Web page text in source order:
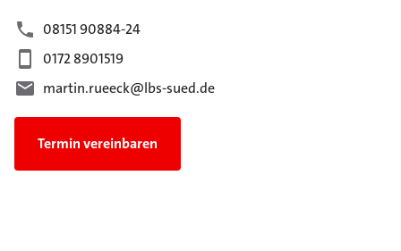
08151 90884-24
0172 8901519
martin.rueeck@lbs-sued.de
Termin vereinbaren